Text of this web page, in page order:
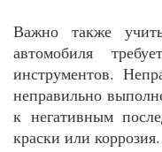
Важно также
автомобиля
инструментов.
неправильно
к негативным
краски или коррозия.